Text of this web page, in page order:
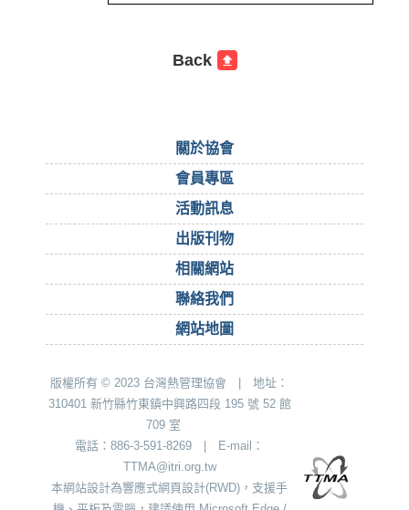
Back
關於協會
會員專區
活動訊息
出版刊物
相關網站
聯絡我們
網站地圖
版權所有 © 2023 台灣熱管理協會 | 地址：
310401 新竹縣竹東鎮中興路四段 195 號 52 館
709 室
電話：886-3-591-8269 | E-mail：
TTMA@itri.org.tw
本網站設計為響應式網頁設計(RWD)，支援手